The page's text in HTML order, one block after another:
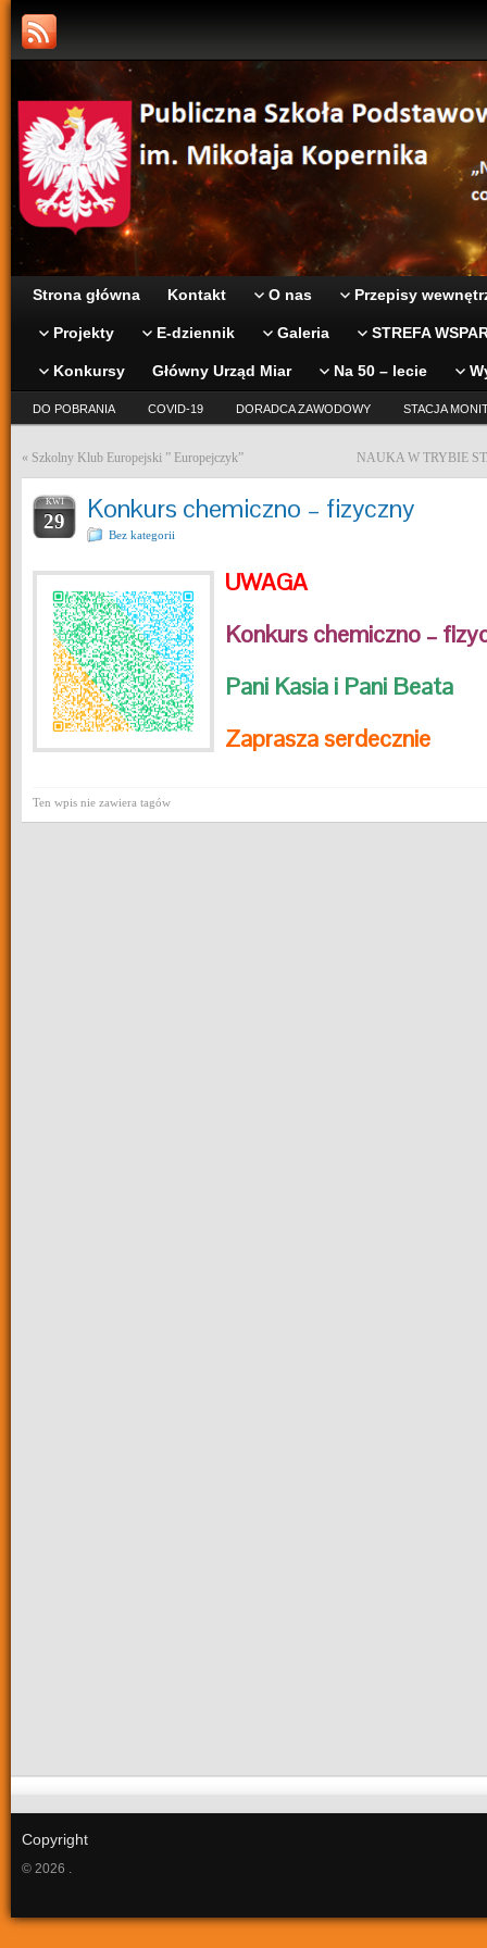
Strona główna Kontakt O nas Przepisy
Projekty E-dziennik Galeria STREFA
Konkursy Główny Urząd Miar Na 50 – lecie
DO POBRANIA COVID-19 DORADCA ZAWODOWY STACJA
« Szkolny Klub Europejski ” Europejczyk” NAUKA W TRYBIE
KWI
29 Konkurs chemiczno – fizyczny
Bez kategorii
UWAGA
Konkurs chemiczno –
Pani Kasia i Pani Beata
Zaprasza serdecznie
Ten wpis nie zawiera tagów
Copyright
© 2026 .